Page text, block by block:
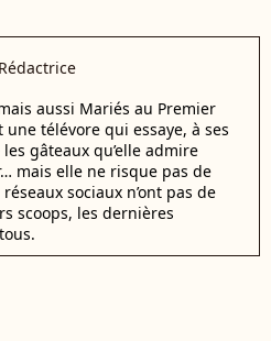
Rédactrice
aussi Mariés au Premier
télévore qui essaye, à ses
gâteaux qu’elle admire
mais elle ne risque pas de
sociaux n’ont pas de
scoops, les dernières